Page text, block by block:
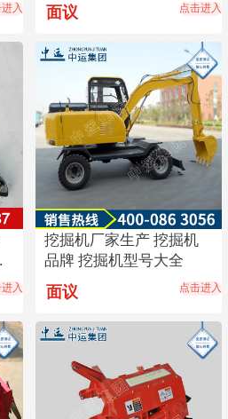
入 面议 点击进入
入
挖掘机厂家生产 挖掘机
品牌 挖掘机型号大全
面议 点击进入